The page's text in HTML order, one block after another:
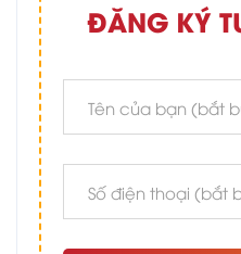
ĐĂNG KÝ